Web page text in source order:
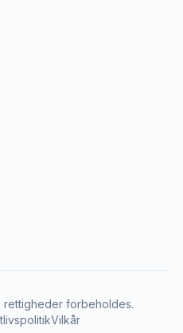
rettigheder forbeholdes.
Vilkår